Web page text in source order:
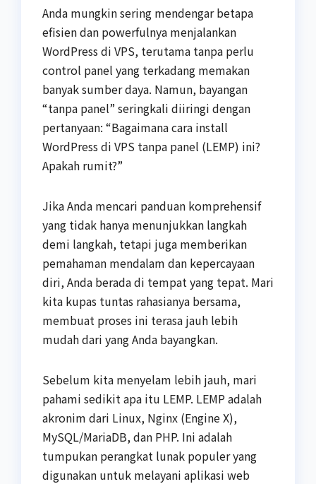
Anda mungkin sering mendengar betapa
efisien dan powerfulnya menjalankan
WordPress di VPS, terutama tanpa perlu
control panel yang terkadang memakan
banyak sumber daya. Namun, bayangan
“tanpa panel” seringkali diiringi dengan
pertanyaan: “Bagaimana cara install
WordPress di VPS tanpa panel (LEMP) ini?
Apakah rumit?”
Jika Anda mencari panduan komprehensif
yang tidak hanya menunjukkan langkah
demi langkah, tetapi juga memberikan
pemahaman mendalam dan kepercayaan
diri, Anda berada di tempat yang tepat. Mari
kita kupas tuntas rahasianya bersama,
membuat proses ini terasa jauh lebih
mudah dari yang Anda bayangkan.
Sebelum kita menyelam lebih jauh, mari
pahami sedikit apa itu LEMP. LEMP adalah
akronim dari Linux, Nginx (Engine X),
MySQL/MariaDB, dan PHP. Ini adalah
tumpukan perangkat lunak populer yang
digunakan untuk melayani aplikasi web